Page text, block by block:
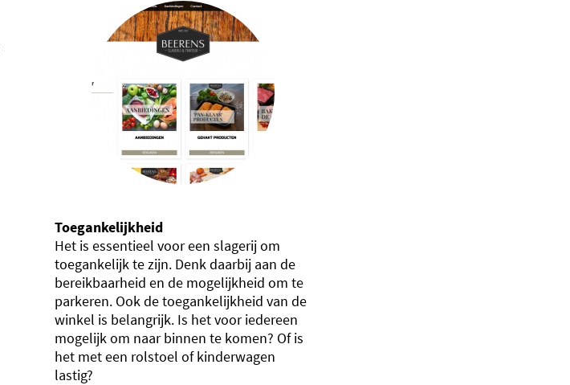
Toegankelijkheid
Het is essentieel voor een slagerij om
toegankelijk te zijn. Denk daarbij aan de
bereikbaarheid en de mogelijkheid om te
parkeren. Ook de toegankelijkheid van de
winkel is belangrijk. Is het voor iedereen
mogelijk om naar binnen te komen? Of is
het met een rolstoel of kinderwagen
lastig?